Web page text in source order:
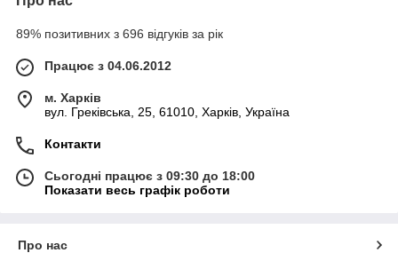
89% позитивних з 696 відгуків за рік
Працює з 04.06.2012
м. Харків
вул. Греківська, 25, 61010, Харків, Україна
Контакти
Сьогодні працює з 09:30 до 18:00
Показати весь графік роботи
Про нас